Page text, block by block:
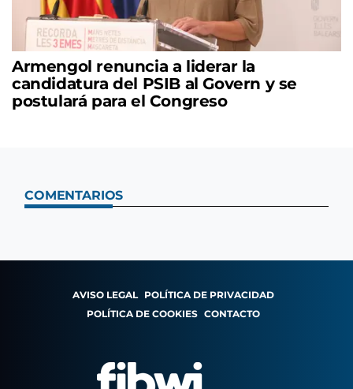
Armengol renuncia a liderar la
candidatura del PSIB al Govern y se
postulará para el Congreso
COMENTARIOS
AVISO LEGAL POLÍTICA DE PRIVACIDAD
POLÍTICA DE COOKIES CONTACTO